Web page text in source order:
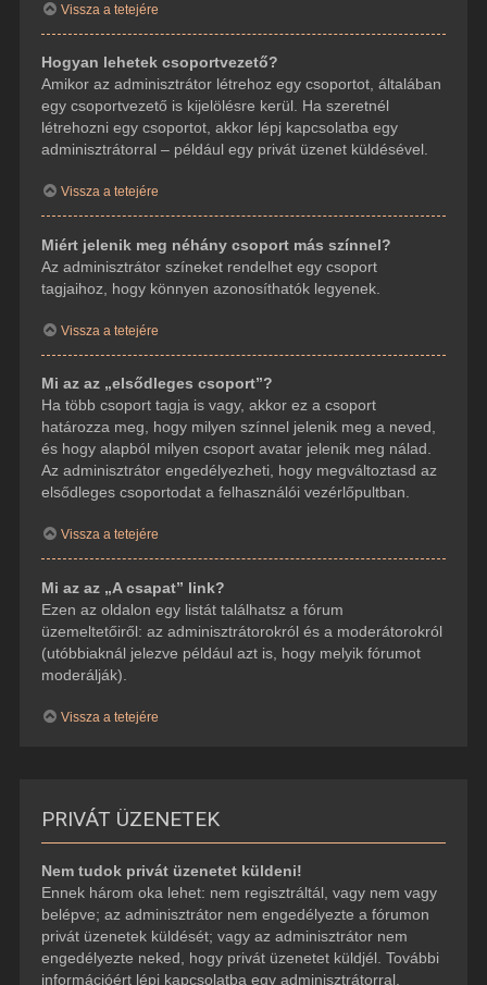
Vissza a tetejére
Hogyan lehetek csoportvezető?
Amikor az adminisztrátor létrehoz egy csoportot, általában
egy csoportvezető is kijelölésre kerül. Ha szeretnél
létrehozni egy csoportot, akkor lépj kapcsolatba egy
adminisztrátorral – például egy privát üzenet küldésével.
Vissza a tetejére
Miért jelenik meg néhány csoport más színnel?
Az adminisztrátor színeket rendelhet egy csoport
tagjaihoz, hogy könnyen azonosíthatók legyenek.
Vissza a tetejére
Mi az az „elsődleges csoport”?
Ha több csoport tagja is vagy, akkor ez a csoport
határozza meg, hogy milyen színnel jelenik meg a neved,
és hogy alapból milyen csoport avatar jelenik meg nálad.
Az adminisztrátor engedélyezheti, hogy megváltoztasd az
elsődleges csoportodat a felhasználói vezérlőpultban.
Vissza a tetejére
Mi az az „A csapat” link?
Ezen az oldalon egy listát találhatsz a fórum
üzemeltetőiről: az adminisztrátorokról és a moderátorokról
(utóbbiaknál jelezve például azt is, hogy melyik fórumot
moderálják).
Vissza a tetejére
PRIVÁT ÜZENETEK
Nem tudok privát üzenetet küldeni!
Ennek három oka lehet: nem regisztráltál, vagy nem vagy
belépve; az adminisztrátor nem engedélyezte a fórumon
privát üzenetek küldését; vagy az adminisztrátor nem
engedélyezte neked, hogy privát üzenetet küldjél. További
információért lépj kapcsolatba egy adminisztrátorral.